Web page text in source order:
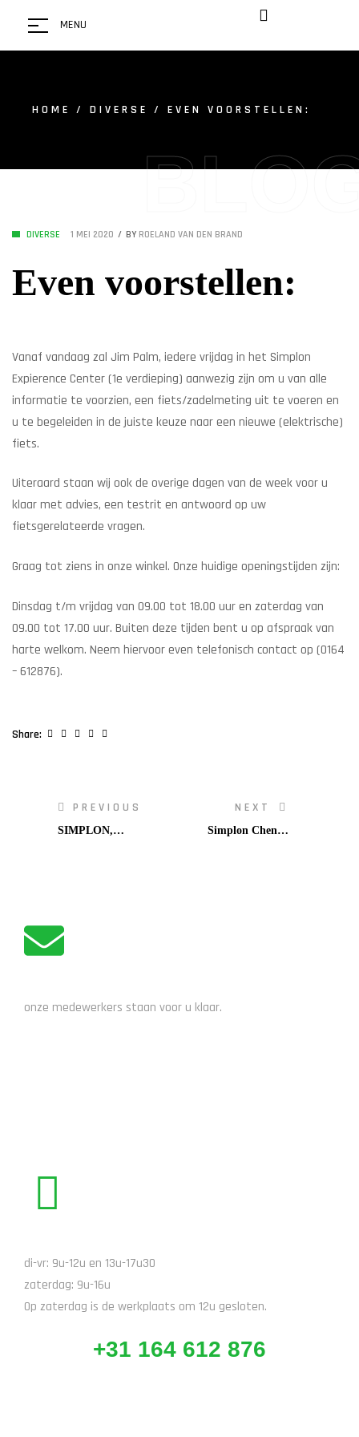
MENU
HOME / DIVERSE / EVEN VOORSTELLEN:
DIVERSE 1 MEI 2020 BY ROELAND VAN DEN BRAND
Even voorstellen:
Vanaf vandaag zal Jim Palm, iedere vrijdag in het Simplon
Expierence Center (1e verdieping) aanwezig zijn om u van alle
informatie te voorzien, een fiets/zadelmeting uit te voeren en
u te begeleiden in de juiste keuze naar een nieuwe (elektrische)
fiets.
Uiteraard staan wij ook de overige dagen van de week voor u
klaar met advies, een testrit en antwoord op uw
fietsgerelateerde vragen.
Graag tot ziens in onze winkel. Onze huidige openingstijden zijn:
Dinsdag t/m vrijdag van 09.00 tot 18.00 uur en zaterdag van
09.00 tot 17.00 uur. Buiten deze tijden bent u op afspraak van
harte welkom. Neem hiervoor even telefonisch contact op (0164
– 612876).
Share: Facebook
TwitterLinkedinGoogle+
PREVIOUS
SIMPLON,
NEXT
Simplon Chenoa
onze medewerkers staan voor u klaar.
di-vr: 9u-12u en 13u-17u30
zaterdag: 9u-16u
Op zaterdag is de werkplaats om 12u gesloten.
+31 164 612 876